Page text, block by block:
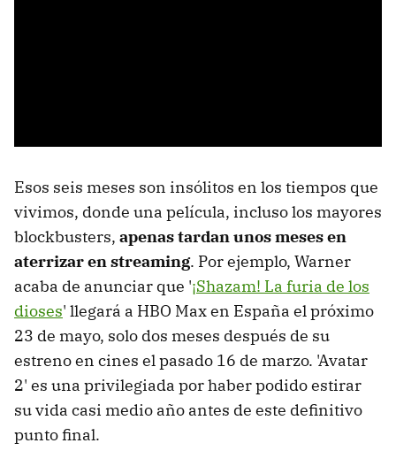
Esos seis meses son insólitos en los tiempos que
vivimos, donde una película, incluso los mayores
blockbusters, apenas tardan unos meses en
aterrizar en streaming. Por ejemplo, Warner
acaba de anunciar que '¡Shazam! La furia de los
dioses' llegará a HBO Max en España el próximo
23 de mayo, solo dos meses después de su
estreno en cines el pasado 16 de marzo. 'Avatar
2' es una privilegiada por haber podido estirar
su vida casi medio año antes de este definitivo
punto final.